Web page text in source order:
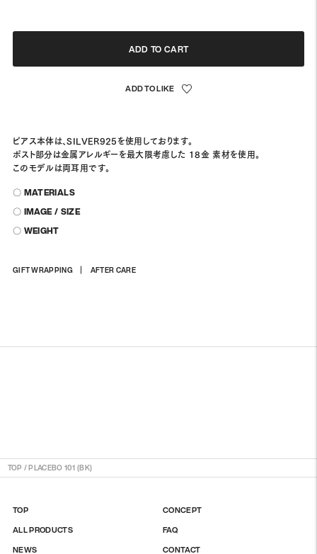
格
ADD TO CART
ピアス本体は、SILVER925を使用しております。
ポスト部分は金属アレルギーを最大限考慮した 18金 素材を使用。
このモデルは両耳用です。
〇 MATERIALS
〇 IMAGE / SIZE
〇 WEIGHT
GIFT WRAPPING AFTER CARE
商
TOP /PLACEBO 101 (BK)
TOP
ALL PRODUCTS
NEWS
CONCEPT
FAQ
CONTACT